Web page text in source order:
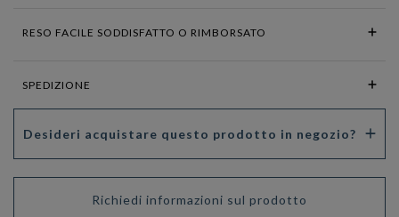
RESO FACILE SODDISFATTO O RIMBORSATO
SPEDIZIONE
Desideri acquistare questo prodotto in negozio?
Richiedi informazioni sul prodotto